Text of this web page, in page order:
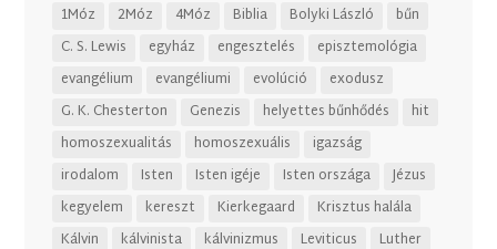
1Móz 2Móz 4Móz Biblia Bolyki László
bűn
C. S. Lewis
egyház engesztelés
episztemológia
evangélium
evangéliumi evolúció
exodusz
G. K. Chesterton
Genezis helyettes bűnhődés
hit
homoszexualitás
homoszexuális
igazság
irodalom
Isten Isten igéje Isten országa
Jézus
kegyelem
kereszt Kierkegaard
Krisztus halála
Kálvin
kálvinista kálvinizmus Leviticus Luther